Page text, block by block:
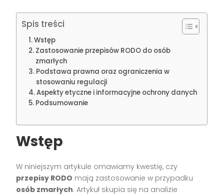
Spis treści
Wstęp
Zastosowanie przepisów RODO do osób
zmarłych
Podstawa prawna oraz ograniczenia w
stosowaniu regulacji
Aspekty etyczne i informacyjne ochrony danych
Podsumowanie
Wstęp
W niniejszym artykule omawiamy kwestię, czy
przepisy RODO mają zastosowanie w przypadku
osób zmarłych. Artykuł skupia się na analizie